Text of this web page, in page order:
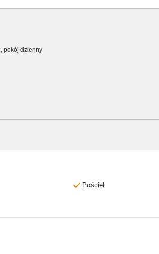
pokój dzienny
Pościel